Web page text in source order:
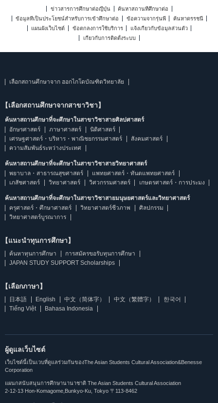
ข่าวสารการศึกษาต่อญี่ปุ่น
ค้นหาสถานที่ศึกษาต่อ
ข้อมูลที่เป็นประโยชน์สำหรับการเข้าศึกษาต่อ
ข้อความจากรุ่นพี่
ค้นหาดรรชนี
แผนผังเว็บไซต์
ข้อตกลงการใช้บริการ
แจ้งเกี่ยวกับข้อมูลส่วนตัว
เกี่ยวกับการติดตั้งระบบ
เลือกสถานศึกษาจาก ฮอกไกโดบัณฑิตวิทยาลัย
【เลือกสถานศึกษาจากสาขาวิชา】
ค้นหาสถานศึกษาที่จะศึกษาในสาขาวิชาสายศิลปศาสตร์
อักษรศาสตร์
ภาษาศาสตร์
นิติศาสตร์
เศรษฐศาสตร์・บริหาร・พาณิชยกรรมศาสตร์
สังคมศาสตร์
ความสัมพันธ์ระหว่างประเทศ
ค้นหาสถานศึกษาที่จะศึกษาในสาขาวิชาสายวิทยาศาสตร์
พยาบาล・สาธารณสุขศาสตร์
แพทยศาสตร์・ทันตแพทยศาสตร์
เภสัชศาสตร์
วิทยาศาสตร์ วิศวกรรมศาสตร์ เกษตรศาสตร์・การประมง
ค้นหาสถานศึกษาที่จะศึกษาในสาขาวิชาสายมนุษยศาสตร์และวิทยาศาสตร์
ครุศาสตร์・ศึกษาศาสตร์
วิทยาศาสตร์ชีวภาพ
ศิลปกรรม
วิทยาศาสตร์บูรณาการ
【แนะนำทุนการศึกษา】
ค้นหาทุนการศึกษา
การสมัครขอรับทุนการศึกษา
JAPAN STUDY SUPPORT Scholarships
【เลือกภาษา】
日本語 English 中文（简体字） 中文（繁體字）
한국어
Tiếng Việt
Bahasa Indonesia
ผู้ดูแลเว็บไซต์
เว็บไซต์นี้เป็นเวบที่ดูแลร่วมกันของThe Asian Students Cultural Association&Benesse
Corporation
แผนกสนับสนุนการศึกษานานาชาติ The Asian Students Cultural Association
2-12-13 Hon-Komagome,Bunkyo-Ku, Tokyo 〒113-8462